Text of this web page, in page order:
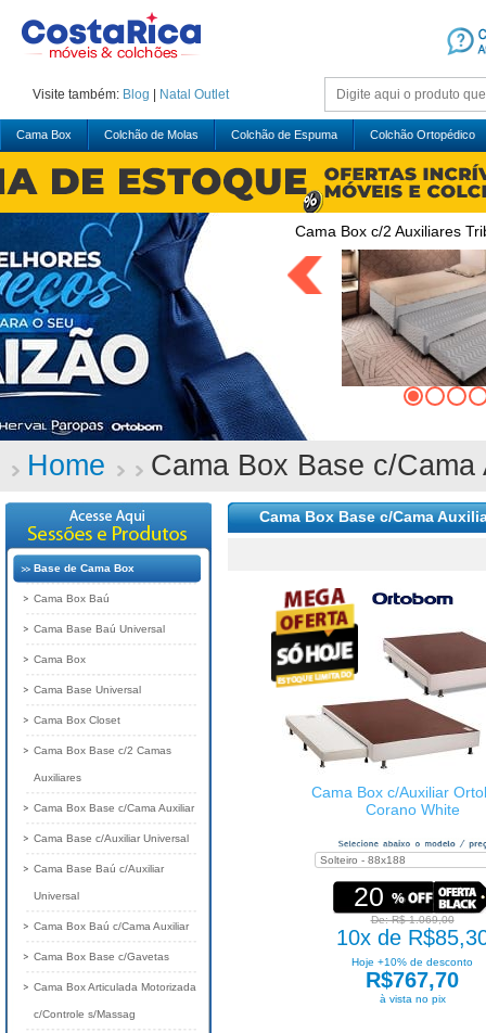
Visite também: Blog Natal Outlet
Cama Box Colchão de Molas Colchão de Espuma Colchão Ortopédico
Cama Box c/2 Auxiliares
Home Cama Box Base c/Cama
Cama Box Base c/Cama
Cama Box c/Auxiliar
Corano White
20
De: R$ 1.069,00
10x de
Hoje +10% de desconto
R$767,70
à vista no pix
Base de Cama Box
Cama Box Baú
Cama Base Baú Universal
Cama Box
Cama Base Universal
Cama Box Closet
Cama Box Base c/2 Camas
Auxiliares
Cama Box Base c/Cama Auxiliar
Cama Base c/Auxiliar Universal
Cama Base Baú c/Auxiliar
Universal
Cama Box Baú c/Cama Auxiliar
Cama Box Base c/Gavetas
Cama Box Articulada Motorizada
c/Controle s/Massag